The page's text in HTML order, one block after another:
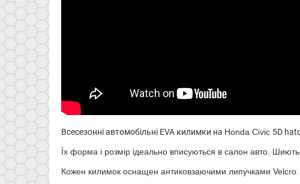
Всесезонні автомобільні EVA килимки на Honda Civic 5D
Їх форма і розмір ідеально вписуються в салон авто.
Кожен килимок оснащен антиковзаючими липучками Velcro.